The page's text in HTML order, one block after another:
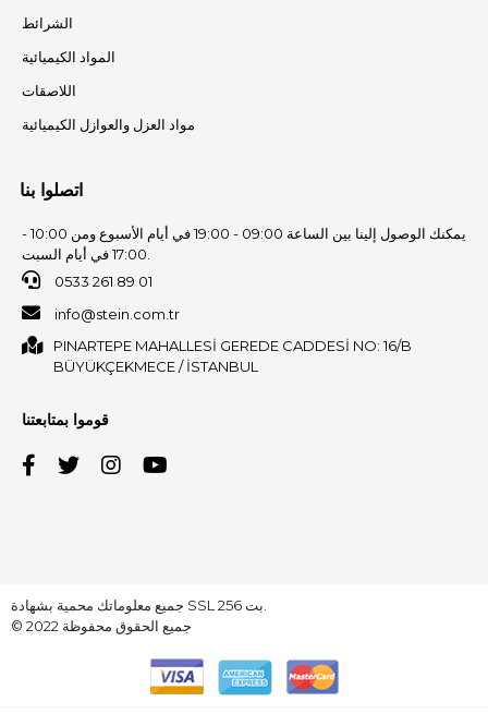
الشرائط
المواد الكيميائية
اللاصقات
مواد العزل والعوازل الكيميائية
اتصلوا بنا
يمكنك الوصول إلينا بين الساعة 09:00 - 19:00 في أيام الأسبوع ومن 10:00 -
0533 261 89 01
info@stein.com.tr
PINARTEPE MAHALLESİ GEREDE CADDESİ NO: 16/B
BÜYÜKÇEKMECE / İSTANBUL
قوموا بمتابعتنا
© 2022 جميع الحقوق محفوظة